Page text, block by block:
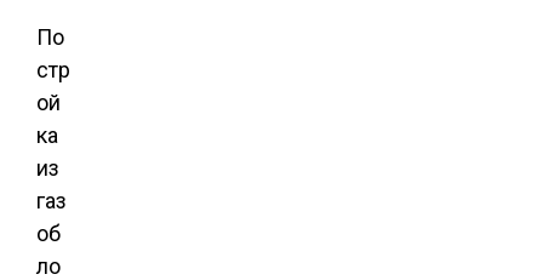
По
стр
ой
ка
из
газ
об
ло